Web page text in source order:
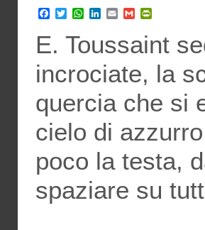
Facebook
TwitterWhatsApp
LinkedIn
EmailGmail
E. Toussaint
incrociate, la
quercia che si
cielo di
poco la testa,
spaziare su